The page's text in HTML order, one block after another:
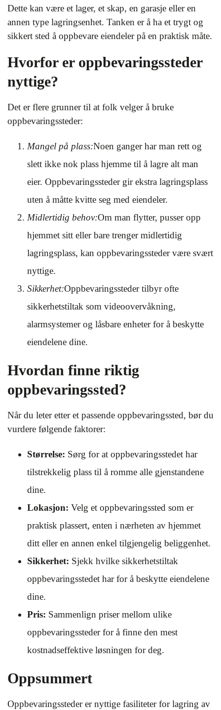
Dette kan være et lager, et skap, en garasje eller en
annen type lagringsenhet. Tanken er å ha et trygt og
sikkert sted å oppbevare eiendeler på en praktisk måte.
Hvorfor er oppbevaringssteder
nyttige?
Det er flere grunner til at folk velger å bruke
oppbevaringssteder:
Mangel på plass:Noen ganger har man rett og
slett ikke nok plass hjemme til å lagre alt man
eier. Oppbevaringssteder gir ekstra lagringsplass
uten å måtte kvitte seg med eiendeler.
Midlertidig behov:Om man flytter, pusser opp
hjemmet sitt eller bare trenger midlertidig
lagringsplass, kan oppbevaringssteder være svært
nyttige.
Sikkerhet:Oppbevaringssteder tilbyr ofte
sikkerhetstiltak som videoovervåkning,
alarmsystemer og låsbare enheter for å beskytte
eiendelene dine.
Hvordan finne riktig
oppbevaringssted?
Når du leter etter et passende oppbevaringssted, bør du
vurdere følgende faktorer:
Størrelse: Sørg for at oppbevaringsstedet har
tilstrekkelig plass til å romme alle gjenstandene
dine.
Lokasjon: Velg et oppbevaringssted som er
praktisk plassert, enten i nærheten av hjemmet
ditt eller en annen enkel tilgjengelig beliggenhet.
Sikkerhet: Sjekk hvilke sikkerhetstiltak
oppbevaringsstedet har for å beskytte eiendelene
dine.
Pris: Sammenlign priser mellom ulike
oppbevaringssteder for å finne den mest
kostnadseffektive løsningen for deg.
Oppsummert
Oppbevaringssteder er nyttige fasiliteter for lagring av